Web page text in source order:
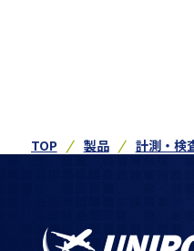
TOP 製品 計測・検